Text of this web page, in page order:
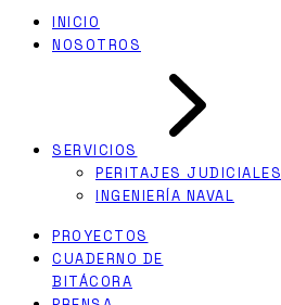
INICIO
NOSOTROS
SERVICIOS
PERITAJES JUDICIALES
INGENIERÍA NAVAL
PROYECTOS
CUADERNO DE
BITÁCORA